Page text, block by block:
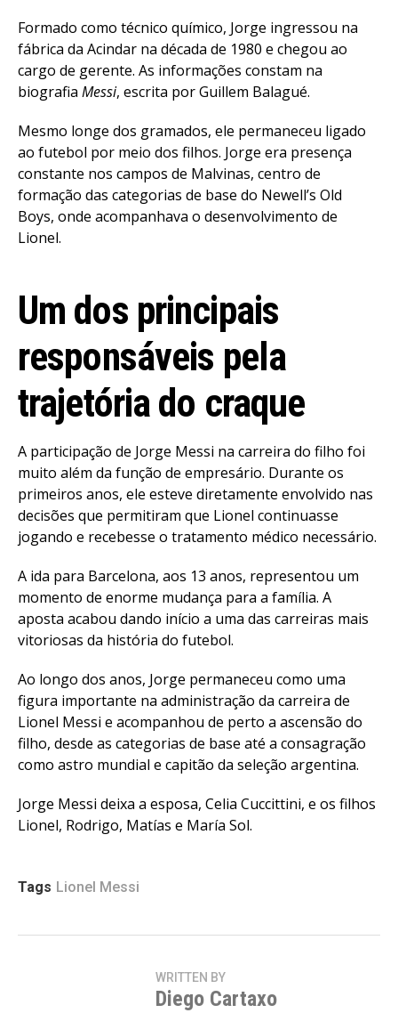
Formado como técnico químico, Jorge ingressou na
fábrica da Acindar na década de 1980 e chegou ao
cargo de gerente. As informações constam na
biografia Messi, escrita por Guillem Balagué.
Mesmo longe dos gramados, ele permaneceu ligado
ao futebol por meio dos filhos. Jorge era presença
constante nos campos de Malvinas, centro de
formação das categorias de base do Newell’s Old
Boys, onde acompanhava o desenvolvimento de
Lionel.
Um dos principais
responsáveis pela
trajetória do craque
A participação de Jorge Messi na carreira do filho foi
muito além da função de empresário. Durante os
primeiros anos, ele esteve diretamente envolvido nas
decisões que permitiram que Lionel continuasse
jogando e recebesse o tratamento médico necessário.
A ida para Barcelona, aos 13 anos, representou um
momento de enorme mudança para a família. A
aposta acabou dando início a uma das carreiras mais
vitoriosas da história do futebol.
Ao longo dos anos, Jorge permaneceu como uma
figura importante na administração da carreira de
Lionel Messi e acompanhou de perto a ascensão do
filho, desde as categorias de base até a consagração
como astro mundial e capitão da seleção argentina.
Jorge Messi deixa a esposa, Celia Cuccittini, e os filhos
Lionel, Rodrigo, Matías e María Sol.
Tags Lionel Messi
WRITTEN BY
Diego Cartaxo